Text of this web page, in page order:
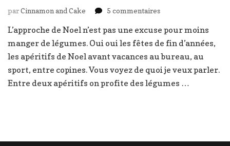
parCinnamon and Cake 5 commentairessur
d’hiver
poireaux
patate
L’approche de Noel n’est pas une excuse pour moins
manger de légumes. Oui oui les fêtes de fin d’années,
les apéritifs de Noel avant vacances au bureau, au
sport, entre copines. Vous voyez de quoi je veux parler.
Entre deux apéritifs on profite des légumes …